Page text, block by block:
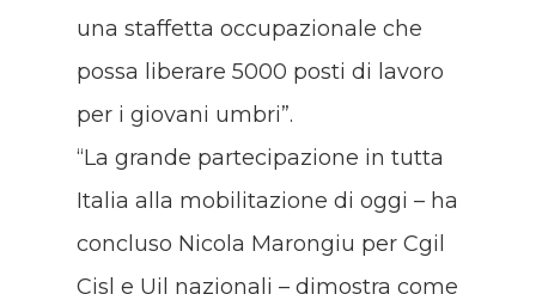
una staffetta occupazionale che
possa liberare 5000 posti di lavoro
per i giovani umbri”.
“La grande partecipazione in tutta
Italia alla mobilitazione di oggi – ha
concluso Nicola Marongiu per Cgil
Cisl e Uil nazionali – dimostra come